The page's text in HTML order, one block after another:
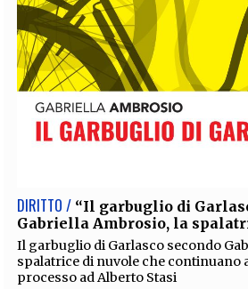
DIRITTO / “Il garbuglio di
Gabriella Ambrosio, la
Il garbuglio di Garlasco secondo
spalatrice di nuvole che continuano
processo ad Alberto Stasi